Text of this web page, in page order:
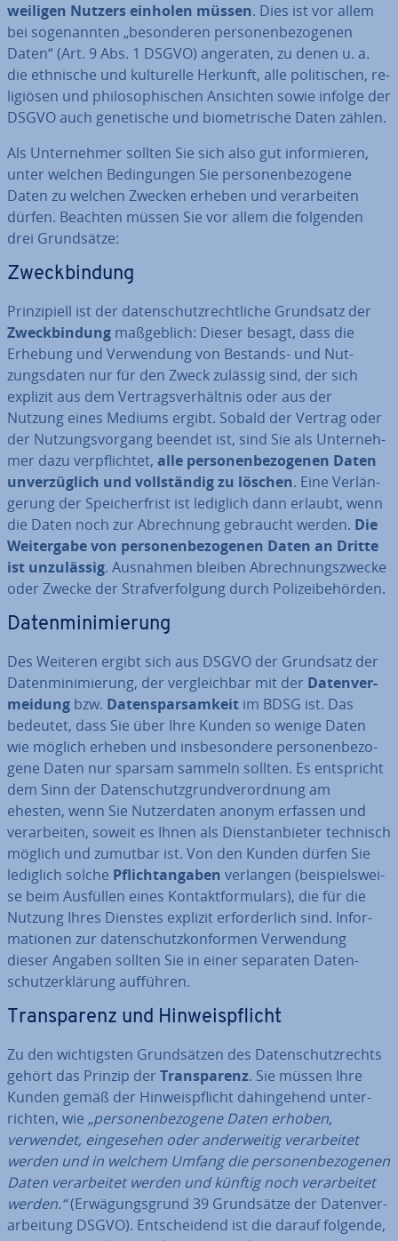
wei­li­gen Nutzers einholen müssen. Dies ist vor allem
bei so­ge­nann­ten „be­son­de­ren per­so­nen­be­zo­ge­nen
Daten“ (Art. 9 Abs. 1 DSGVO) angeraten, zu denen u. a.
die ethnische und kul­tu­rel­le Herkunft, alle po­li­ti­schen, re­
li­giö­sen und phi­lo­so­phi­schen Ansichten sowie infolge der
DSGVO auch ge­ne­ti­sche und bio­me­tri­sche Daten zählen.
Als Un­ter­neh­mer sollten Sie sich also gut in­for­mie­ren,
unter welchen Be­din­gun­gen Sie per­so­nen­be­zo­ge­ne
Daten zu welchen Zwecken erheben und ver­ar­bei­ten
dürfen. Beachten müssen Sie vor allem die folgenden
drei Grund­sät­ze:
Zweck­bin­dung
Prin­zi­pi­ell ist der da­ten­schutz­recht­li­che Grundsatz der
Zweck­bin­dung maß­geb­lich: Dieser besagt, dass die
Erhebung und Ver­wen­dung von Bestands- und Nut­
zungs­da­ten nur für den Zweck zulässig sind, der sich
explizit aus dem Ver­trags­ver­hält­nis oder aus der
Nutzung eines Mediums ergibt. Sobald der Vertrag oder
der Nut­zungs­vor­gang beendet ist, sind Sie als Un­ter­neh­
mer dazu ver­pflich­tet, alle per­so­nen­be­zo­ge­nen Daten
un­ver­züg­lich und voll­stän­dig zu löschen. Eine Ver­län­
ge­rung der Spei­cher­frist ist lediglich dann erlaubt, wenn
die Daten noch zur Ab­rech­nung gebraucht werden. Die
Wei­ter­ga­be von per­so­nen­be­zo­ge­nen Daten an Dritte
ist un­zu­läs­sig. Ausnahmen bleiben Ab­rech­nungs­zwe­cke
oder Zwecke der Straf­ver­fol­gung durch Po­li­zei­be­hör­den.
Da­ten­mi­ni­mie­rung
Des Weiteren ergibt sich aus DSGVO der Grundsatz der
Da­ten­mi­ni­mie­rung, der ver­gleich­bar mit der Da­ten­ver­
mei­dung bzw. Da­ten­spar­sam­keit im BDSG ist. Das
bedeutet, dass Sie über Ihre Kunden so wenige Daten
wie möglich erheben und ins­be­son­de­re per­so­nen­be­zo­
ge­ne Daten nur sparsam sammeln sollten. Es ent­spricht
dem Sinn der Da­ten­schutz­grund­ver­ord­nung am
ehesten, wenn Sie Nut­zer­da­ten anonym erfassen und
ver­ar­bei­ten, soweit es Ihnen als Dienst­an­bie­ter technisch
möglich und zumutbar ist. Von den Kunden dürfen Sie
lediglich solche Pflicht­an­ga­ben verlangen (bei­spiels­wei­
se beim Ausfüllen eines Kon­takt­for­mu­lars), die für die
Nutzung Ihres Dienstes explizit er­for­der­lich sind. In­for­
ma­tio­nen zur da­ten­schutz­kon­for­men Ver­wen­dung
dieser Angaben sollten Sie in einer separaten Da­ten­
schutz­er­klä­rung aufführen.
Trans­pa­renz und Hin­weis­pflicht
Zu den wich­tigs­ten Grund­sät­zen des Da­ten­schutz­rechts
gehört das Prinzip der Trans­pa­renz. Sie müssen Ihre
Kunden gemäß der Hin­weis­pflicht da­hin­ge­hend un­ter­
rich­ten, wie „per­so­nen­be­zo­ge­ne Daten erhoben,
verwendet, ein­ge­se­hen oder an­der­wei­tig ver­ar­bei­tet
werden und in welchem Umfang die per­so­nen­be­zo­ge­nen
Daten ver­ar­bei­tet werden und künftig noch ver­ar­bei­tet
werden.“(Er­wä­gungs­grund 39 Grund­sät­ze der Da­ten­ver­
ar­bei­tung DSGVO). Ent­schei­dend ist die darauf folgende,